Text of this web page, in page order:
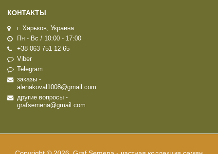
КОНТАКТЫ
г. Харьков, Украина
Пн - Вс / 10:00 - 17:00
+38 063 751-12-65
Viber
Telegram
заказы -
alenakoval1008@gmail.com
другие вопросы -
grafsemena@gmail.com